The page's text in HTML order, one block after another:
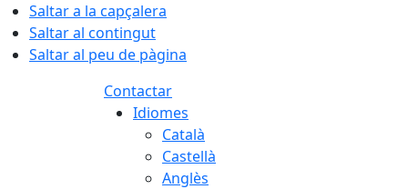
Saltar a la capçalera
Saltar al contingut
Saltar al peu de pàgina
Contactar
Idiomes
Català
Castellà
Anglès